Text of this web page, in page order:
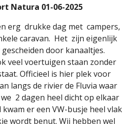
Natura 01-06-2025
erg drukke dag met campers,
caravan. Het zijn eigenlijk
door kanaaltjes.
veel voertuigen staan zonder
Officieel is hier plek voor
langs de rivier de Fluvia waar
we 2 dagen heel dicht op elkaar
er een VW-busje heel vlak
wordt benut. Wij hebben wel